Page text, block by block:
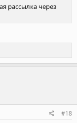
рассылка через
#18